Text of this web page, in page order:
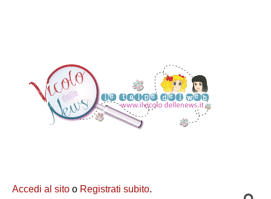
Accedi al sito o Registrati subito.